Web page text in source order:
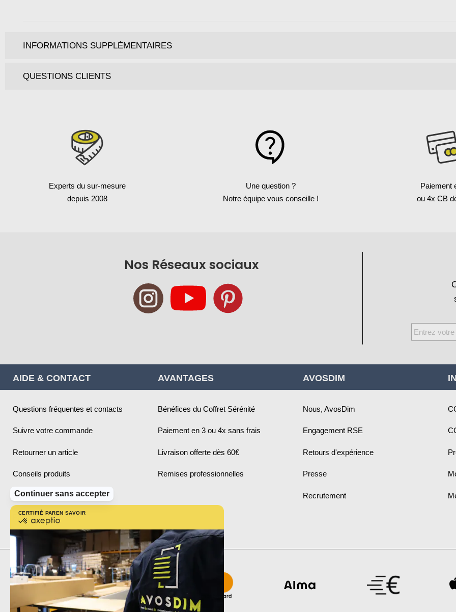
CERTIFIÉ PAREN SAVOIR PLUS SUR
certifié
savoir
plus
sur
Axeptio
Continuer sans accepter
INFORMATIONS SUPPLÉMENTAIRES
QUESTIONS CLIENTS
Experts du sur-mesure
depuis 2008
Une question ?
Notre équipe vous conseille !
Paiement
ou 4x CB
Nos Réseaux sociaux
Inscription
à
newsletter
AIDE & CONTACT
Questions fréquentes et contacts
Suivre votre commande
Retourner un article
Conseils produits
Infos pratiques
Plan du site
AVANTAGES
Bénéfices du Coffret Sérénité
Paiement en 3 ou 4x sans frais
Livraison offerte dès 60€
Remises professionnelles
AVOSDIM
Nous, AvosDim
Engagement RSE
Retours d'expérience
Presse
Recrutement